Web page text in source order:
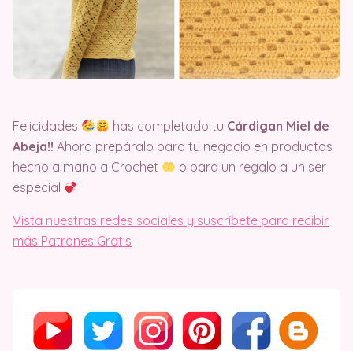
Felicidades has completado tu Cárdigan Miel de
Abeja!! Ahora prepáralo para tu negocio en productos
hecho a mano a Crochet
o para un regalo a un ser
especial
Vista nuestras redes sociales y suscríbete para recibir
más Patrones Gratis